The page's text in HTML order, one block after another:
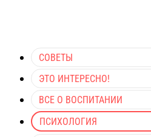
СОВЕТЫ
ЭТО ИНТЕРЕСНО!
ВСЕ О ВОСПИТАНИИ
ПСИХОЛОГИЯ